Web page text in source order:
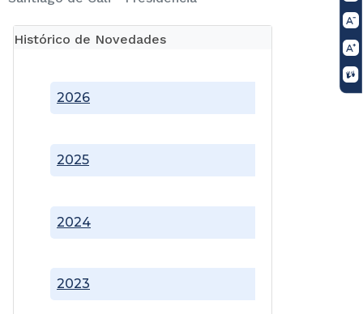
Histórico de Novedades
2023
2024
2025
2026